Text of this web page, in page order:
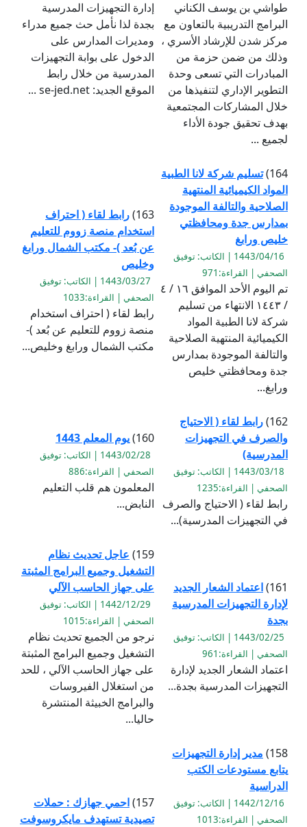
طواشي بن يوسف الكناني
البرامج التدريبية بالتعاون مع
مركز شدن للإرشاد الأسري ،
وذلك من ضمن حزمة من
المبادرات التي تسعى وحدة
التطوير الإداري لتنفيذها من
خلال المشاركات المجتمعية
بهدف تحقيق جودة الأداء
لجميع ...
إدارة التجهيزات المدرسية
بجدة لذا نأمل حث جميع مدراء
ومديرات المدارس على
الدخول على بوابة التجهيزات
المدرسية من خلال رابط
الموقع الجديد: se-jed.net ...
164) تسليم شركة لانا الطبية
المواد الكيميائية المنتهية
الصلاحية والتالفة الموجودة
بمدارس جدة ومحافظتي
خليص ورابغ
1443/04/16 | الكاتب: توفيق
الصحفي | القراءة:971
تم اليوم الأحد الموافق ١٦ / ٤
/ ١٤٤٣ الانتهاء من تسليم
شركة لانا الطبية المواد
الكيميائية المنتهية الصلاحية
والتالفة الموجودة بمدارس
جدة ومحافظتي خليص
ورابغ...
163) رابط لقاء ( احتراف
استخدام منصة زووم للتعليم
عن بُعد )- مكتب الشمال ورابغ
وخليص
1443/03/27 | الكاتب: توفيق
الصحفي | القراءة:1033
رابط لقاء ( احتراف استخدام
منصة زووم للتعليم عن بُعد )-
مكتب الشمال ورابغ وخليص...
162) رابط لقاء ( الاحتياج
والصرف في التجهيزات
المدرسية)
1443/03/18 | الكاتب: توفيق
الصحفي | القراءة:1235
رابط لقاء ( الاحتياج والصرف
في التجهيزات المدرسية)...
160) يوم المعلم 1443
1443/02/28 | الكاتب: توفيق
الصحفي | القراءة:886
المعلمون هم قلب التعليم
النابض...
161) اعتماد الشعار الجديد
لإدارة التجهيزات المدرسية
بجدة
1443/02/25 | الكاتب: توفيق
الصحفي | القراءة:961
اعتماد الشعار الجديد لإدارة
التجهيزات المدرسية بجدة...
159) عاجل تحديث نظام
التشغيل وجميع البرامج المثبتة
على جهاز الحاسب الآلي
1442/12/29 | الكاتب: توفيق
الصحفي | القراءة:1015
نرجو من الجميع تحديث نظام
التشغيل وجميع البرامج المثبتة
على جهاز الحاسب الآلي ، للحد
من استغلال الفيروسات
والبرامج الخبيثة المنتشرة
حاليا...
158) مدير إدارة التجهيزات
يتابع مستودعات الكتب
الدراسية
1442/12/16 | الكاتب: توفيق
الصحفي | القراءة:1013
157) احمي جهازك : حملات
تصيدية تستهدف مايكروسوفت